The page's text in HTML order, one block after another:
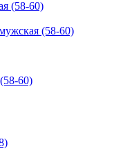
(58-60)
60)